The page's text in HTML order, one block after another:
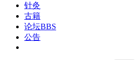
针灸
古籍
论坛BBS
公告